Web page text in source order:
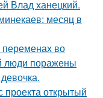
Влад ханецкий.
месяц в
переменах во
люди поражены
проекта открытый